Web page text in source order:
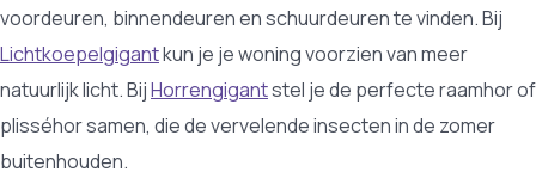
voordeuren, binnendeuren en schuurdeuren te vinden. Bij
Lichtkoepelgigantkun je je woning voorzien van meer
natuurlijk licht. BijHorrengigantstel je de perfecte raamhor of
plisséhor samen, die de vervelende insecten in de zomer
buitenhouden.